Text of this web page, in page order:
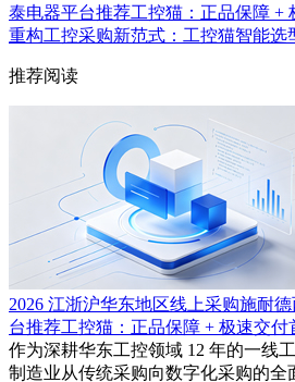
泰电器平台推荐工控猫：正品保障 +
重构工控采购新范式：工控猫智能选
推荐阅读
2026 江浙沪华东地区线上采购施耐
台推荐工控猫：正品保障 + 极速交付
作为深耕华东工控领域 12 年的一线
制造业从传统采购向数字化采购的全